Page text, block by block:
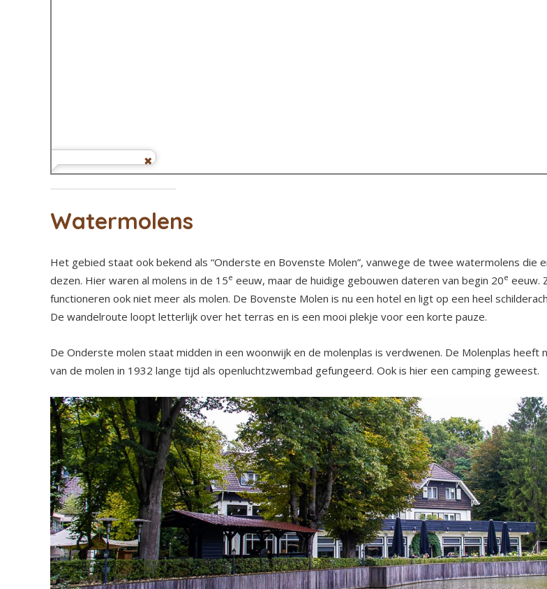
Watermolens
Het gebied staat ook bekend als “Onderste en Bovenste Molen”, vanwege de twee watermolens die
dezen. Hier waren al molens in de 15e eeuw, maar de huidige gebouwen dateren van begin 20e eeuw.
functioneren ook niet meer als molen. De Bovenste Molen is nu een hotel en ligt op een heel
De wandelroute loopt letterlijk over het terras en is een mooi plekje voor een korte pauze.
De Onderste molen staat midden in een woonwijk en de molenplas is verdwenen. De Molenplas heeft
van de molen in 1932 lange tijd als openluchtzwembad gefungeerd. Ook is hier een camping geweest.